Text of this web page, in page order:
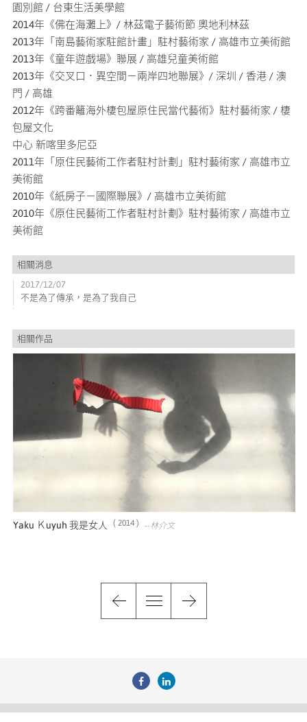
園別館 / 台東生活美學館
2014年《佛在海灘上》/ 林茲電子藝術節 奧地利林茲
2013年「南島藝術家駐館計畫」駐村藝術家 / 高雄市立美術館
2013年《童年遊戲場》聯展 / 高雄兒童美術館
2013年《交叉口．異空間－兩岸四地聯展》/ 深圳 / 香港 / 澳
門 / 高雄
2012年《跨番籬海外棲包屋原住民當代藝術》駐村藝術家 / 棲
包屋文化
中心 新喀里多尼亞
2011年「原住民藝術工作者駐村計劃」駐村藝術家 / 高雄市立
美術館
2010年《紙房子－國際聯展》/ 高雄市立美術館
2010年《原住民藝術工作者駐村計劃》駐村藝術家 / 高雄市立
美術館
相關消息
2017/12/07
不是為了傳承，是為了我自己
相關作品
Yaku Ｋuyuh 我是女人 ( 2014 ) --林介文